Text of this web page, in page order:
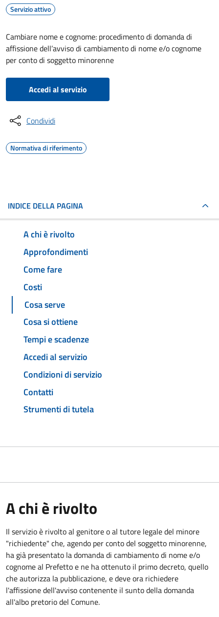
Servizio attivo
Cambiare nome e cognome: procedimento di domanda di
affissione dell’avviso di cambiamento di nome e/o cognome
per conto di soggetto minorenne
Accedi al servizio
Condividi
Normativa di riferimento
INDICE DELLA PAGINA
A chi è rivolto
Approfondimenti
Come fare
Costi
Cosa serve
Cosa si ottiene
Tempi e scadenze
Accedi al servizio
Condizioni di servizio
Contatti
Strumenti di tutela
A chi è rivolto
Il servizio è rivolto al genitore o al tutore legale del minore
"richiedente" che, agendo per conto del soggetto minorenne,
ha già presentato la domanda di cambiamento di nome e/o
cognome al Prefetto e ne ha ottenuto il primo decreto, quello
che autorizza la pubblicazione, e deve ora richiedere
l'affissione dell'avviso contenente il sunto della domanda
all'albo pretorio del Comune.